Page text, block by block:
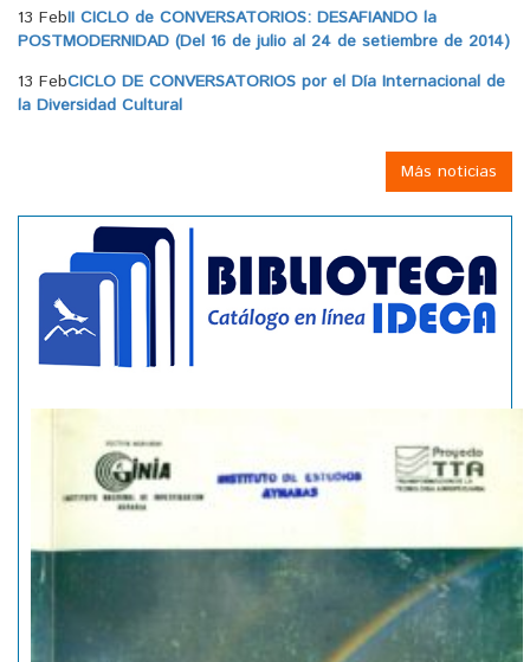
13 FebII CICLO de CONVERSATORIOS: DESAFIANDO la
POSTMODERNIDAD (Del 16 de julio al 24 de setiembre de 2014)
13 FebCICLO DE CONVERSATORIOS por el Día Internacional de
la Diversidad Cultural
Más noticias